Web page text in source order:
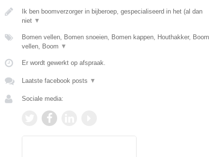
Ik ben boomverzorger in bijberoep, gespecialiseerd in het (al dan
niet ▼
Bomen vellen, Bomen snoeien, Bomen kappen, Houthakker, Boom
vellen, Boom ▼
Er wordt gewerkt op afspraak.
Laatste facebook posts ▼
Sociale media: